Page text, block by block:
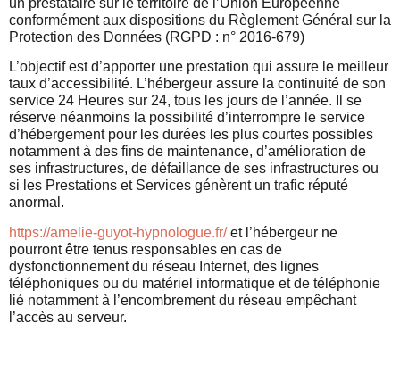
un prestataire sur le territoire de l’Union Européenne
conformément aux dispositions du Règlement Général sur la
Protection des Données (RGPD : n° 2016-679)
L’objectif est d’apporter une prestation qui assure le meilleur
taux d’accessibilité. L’hébergeur assure la continuité de son
service 24 Heures sur 24, tous les jours de l’année. Il se
réserve néanmoins la possibilité d’interrompre le service
d’hébergement pour les durées les plus courtes possibles
notamment à des fins de maintenance, d’amélioration de
ses infrastructures, de défaillance de ses infrastructures ou
si les Prestations et Services génèrent un trafic réputé
anormal.
https://amelie-guyot-hypnologue.fr/et l’hébergeur ne
pourront être tenus responsables en cas de
dysfonctionnement du réseau Internet, des lignes
téléphoniques ou du matériel informatique et de téléphonie
lié notamment à l’encombrement du réseau empêchant
l’accès au serveur.